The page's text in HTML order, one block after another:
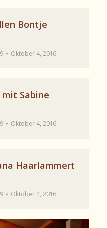
Bontje
Oktober 4, 2016
Sabine
Oktober 4, 2016
Haarlammert
Oktober 4, 2016